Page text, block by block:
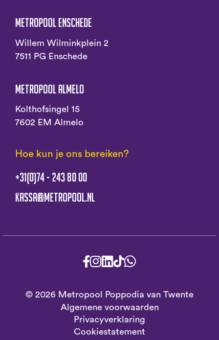
Metropool Enschede
Willem Wilminkplein 2
7511 PG Enschede
Metropool Almelo
Kolthofsingel 15
7602 EM Almelo
Hoe kun je ons bereiken?
+31(0)74 - 243 80 00
kassa@metropool.nl
© 2026 Metropool Poppodia van Twente
Algemene voorwaarden
Privacyverklaring
Cookiestatement